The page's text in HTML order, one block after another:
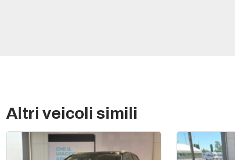
Altri veicoli simili